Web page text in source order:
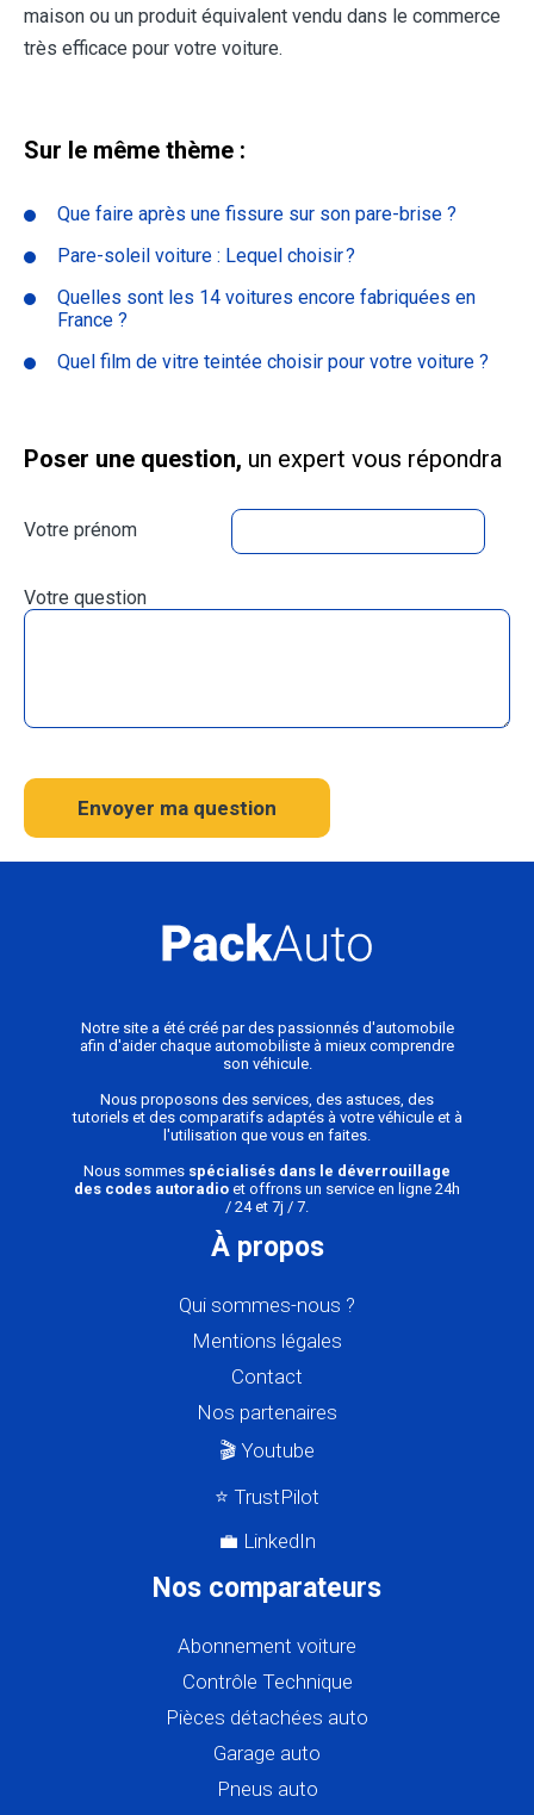
maison ou un produit équivalent vendu dans le commerce
très efficace pour votre voiture.
Sur le même thème :
Que faire après une fissure sur son pare-brise ?
Pare-soleil voiture : Lequel choisir ?
Quelles sont les 14 voitures encore fabriquées en
France ?
Quel film de vitre teintée choisir pour votre voiture ?
Poser une question, un expert vous répondra
Votre prénom
Votre question
Envoyer ma question
Notre site a été créé par des passionnés d'automobile
afin d'aider chaque automobiliste à mieux comprendre
son véhicule.
Nous proposons des services, des astuces, des
tutoriels et des comparatifs adaptés à votre véhicule et à
l'utilisation que vous en faites.
Nous sommes spécialisés dans le déverrouillage
des codes autoradio et offrons un service en ligne 24h
/ 24 et 7j / 7.
À propos
Qui sommes-nous ?
Mentions légales
Contact
Nos partenaires
🎬 Youtube
⭐ TrustPilot
💼 LinkedIn
Nos comparateurs
Abonnement voiture
Contrôle Technique
Pièces détachées auto
Garage auto
Pneus auto